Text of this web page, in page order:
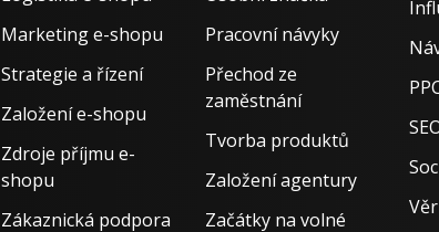
Marketing e-shopu
Strategie a řízení
Založení e-shopu
Zdroje příjmu e-
shopu
Zákaznická podpora
Pracovní návyky
Přechod ze
zaměstnání
Tvorba produktů
Založení agentury
Začátky na volné